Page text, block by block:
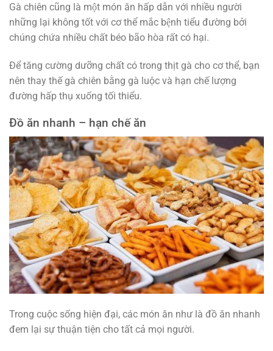
Gà chiên cũng là một món ăn hấp dẫn với nhiều người
những lại không tốt với cơ thể mắc bệnh tiểu đường bởi
chúng chứa nhiều chất béo bão hòa rất có hại.
Để tăng cường dưỡng chất có trong thịt gà cho cơ thể, bạn
nên thay thế gà chiên bằng gà luộc và hạn chế lượng
đường hấp thụ xuống tối thiểu.
Đồ ăn nhanh – hạn chế ăn
Trong cuộc sống hiện đại, các món ăn như là đồ ăn nhanh
đem lại sự thuận tiện cho tất cả mọi người.